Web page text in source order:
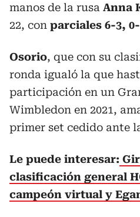
manos de la rusa Anna
22, con parciales 6-3,
Osorio, que con su
ronda igualó la que
participación en un
Wimbledon en 2021,
primer set cedido ante
Le puede interesar:
clasificación general
campeón virtual y